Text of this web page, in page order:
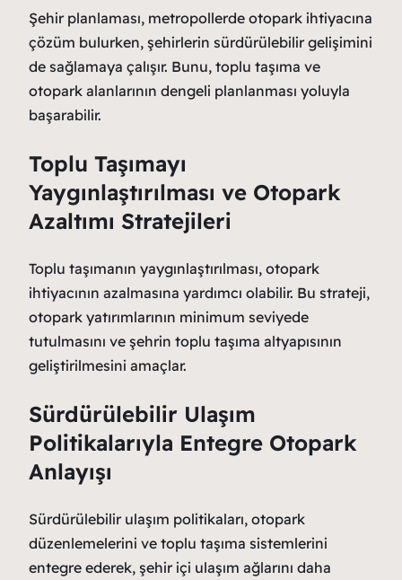
Şehir planlaması, metropollerde otopark ihtiyacına
çözüm bulurken, şehirlerin sürdürülebilir gelişimini
de sağlamaya çalışır. Bunu, toplu taşıma ve
otopark alanlarının dengeli planlanması yoluyla
başarabilir.
Toplu Taşımayı
Yaygınlaştırılması ve Otopark
Azaltımı Stratejileri
Toplu taşımanın yaygınlaştırılması, otopark
ihtiyacının azalmasına yardımcı olabilir. Bu strateji,
otopark yatırımlarının minimum seviyede
tutulmasını ve şehrin toplu taşıma altyapısının
geliştirilmesini amaçlar.
Sürdürülebilir Ulaşım
Politikalarıyla Entegre Otopark
Anlayışı
Sürdürülebilir ulaşım politikaları, otopark
düzenlemelerini ve toplu taşıma sistemlerini
entegre ederek, şehir içi ulaşım ağlarını daha